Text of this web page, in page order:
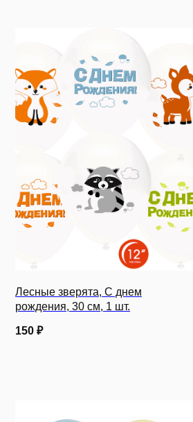
Лесные зверята, С днем
рождения, 30 см, 1 шт.
150 ₽